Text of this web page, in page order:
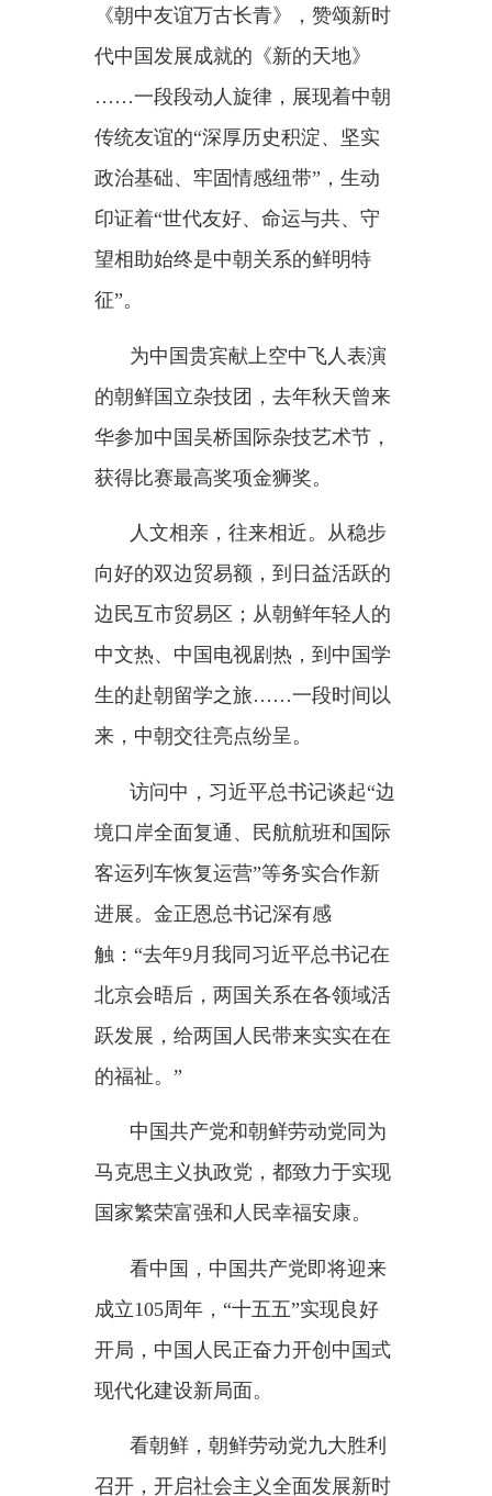
跃发展，给两国人民带来实实在在
的福祉。”
中国共产党和朝鲜劳动党同为
马克思主义执政党，都致力于实现
国家繁荣富强和人民幸福安康。
看中国，中国共产党即将迎来
成立105周年，“十五五”实现良好
开局，中国人民正奋力开创中国式
召开，开启社会主义全面发展新时
期。
引领两国社会主义事业不断从胜利
走向胜利”，在两党两国关系中的
分量越来越重。
访问期间，习近平总书记同金
正恩总书记达成重要共识：
“要从
社会主义前途命运的战略高度，把
望，加强高层交往，深化战略沟
通，拓展务实合作，增进民心相
通，推动中朝关系高水平发展，携
手开辟两国社会主义事业更加美好
金正恩总书记表达殷切期
盼：“通过党际渠道加强经验交流
国人民一道迈向现代化之路。”
参访朝鲜劳动党中央干部学
校，意蕴深长的安排。
学校刚刚庆祝建校80周年，新
址位于郁郁葱葱的锦绣山地区，金
正恩总书记多次前往视察。朝党开
鉴中共的党建经验。